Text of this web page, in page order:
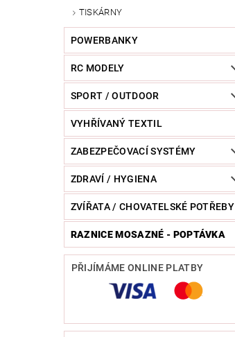
TISKÁRNY
POWERBANKY
RC MODELY
SPORT / OUTDOOR
VYHŘÍVANÝ TEXTIL
ZABEZPEČOVACÍ SYSTÉMY
ZDRAVÍ / HYGIENA
ZVÍŘATA / CHOVATELSKÉ POTŘEBY
RAZNICE MOSAZNÉ - POPTÁVKA
PŘIJÍMÁME ONLINE PLATBY